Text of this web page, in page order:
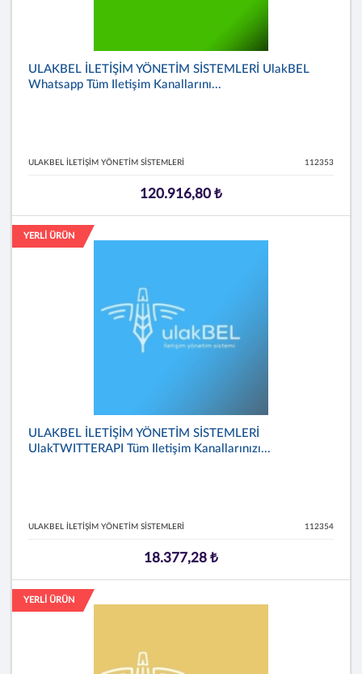
ULAKBEL İLETİŞİM YÖNETİM SİSTEMLERİ UlakBEL
Whatsapp Tüm Iletişim Kanallarını...
ULAKBEL İLETİŞİM YÖNETİM SİSTEMLERİ 112353
120.916,80 ₺
YERLİ ÜRÜN
ULAKBEL İLETİŞİM YÖNETİM SİSTEMLERİ
UlakTWITTERAPI Tüm Iletişim Kanallarınızı...
ULAKBEL İLETİŞİM YÖNETİM SİSTEMLERİ 112354
18.377,28 ₺
YERLİ ÜRÜN